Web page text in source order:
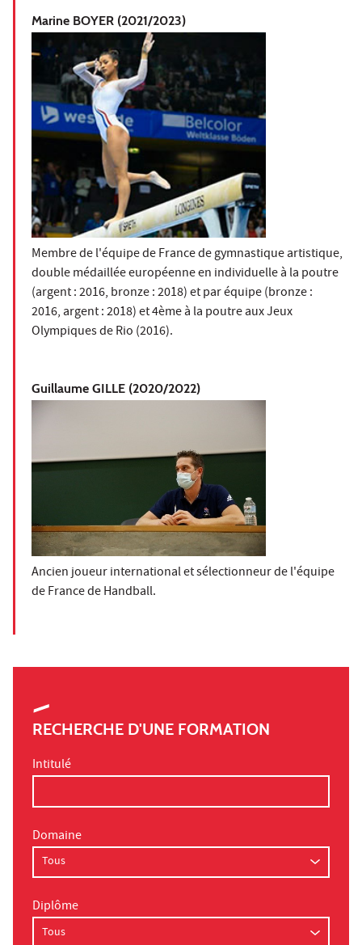
Marine BOYER (2021/2023)
Membre de l'équipe de France de gymnastique artistique,
double médaillée européenne en individuelle à la poutre
(argent : 2016, bronze : 2018) et par équipe (bronze :
2016, argent : 2018) et 4ème à la poutre aux Jeux
Olympiques de Rio (2016).
Guillaume GILLE (2020/2022)
Ancien joueur international et sélectionneur de l'équipe
de France de Handball.
RECHERCHE D'UNE FORMATION
Intitulé
Domaine
Diplôme